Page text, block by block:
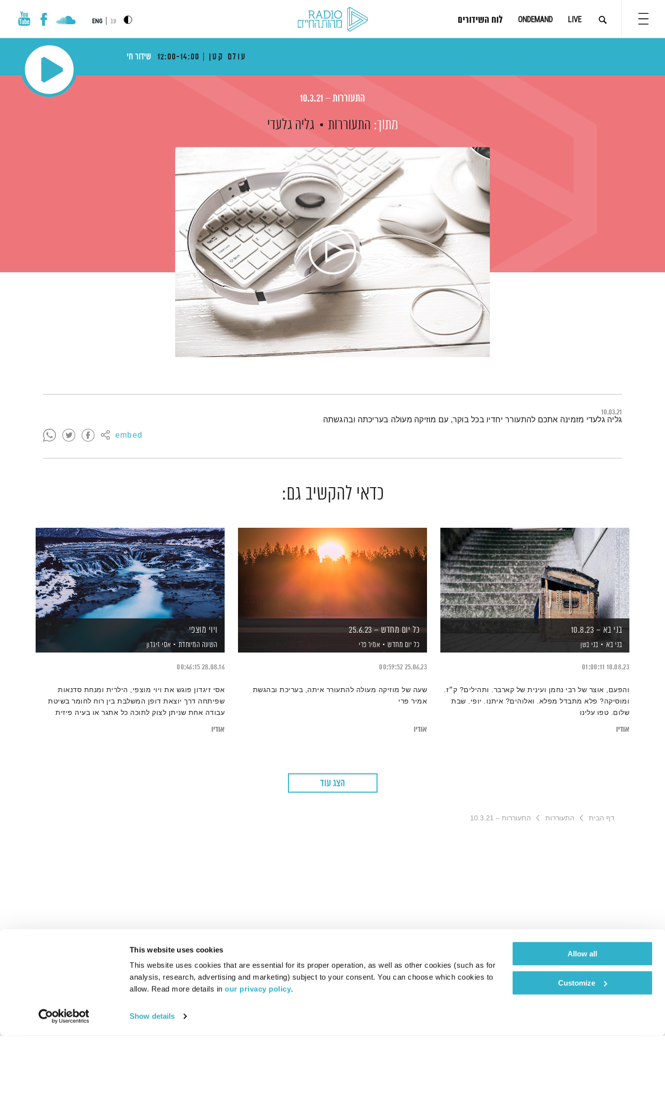
This website uses cookies
This website uses cookies that are essential for its proper operation, as well as other cookies (such as for
analysis, research, advertising and marketing) subject to your consent. You can choose which cookies to
allow. Read more details in our privacy policy.
Show details
Allow all
Customize
LIVE
ONDEMAND לוח השידורים עב ENG
עולם קטן 12:00-14:00 שידור חי
התעוררות – 10.3.21
מתוך: התעוררות גליה גלעדי
10.03.21
embed
תמצית הפודקאסט
גליה גלעדי מזמינה אתכם להתעורר יחדיו בכל בוקר, עם מוזיקה מעולה בעריכתה ובהגשתה
כדאי להקשיב גם:
בני בא – 10.8.23
בני בא בני בשן
10.08.23
01:00:11
והפעם, אוצר של רבי נחמן ועינית של קארבר. ותהילים? ק״ז.
ומוסיקה? פלא מתבדל מפלא. ואלוהים? איתנו. יופי. שבת
שלום. טפו עלינו
אודיו
כל יום מחדש – 25.6.23
כל יום מחדש אמיר פרי
25.06.23
00:59:52
שעה של מוזיקה מעולה להתעורר איתה, בעריכת ובהגשת
אמיר פרי
אודיו
ויוי מוצפי
השעה המיוחדת אסי זיגדון
28.08.16
00:46:15
אסי זיגדון פוגש את ויוי מוצפי, הילרית ומנחת סדנאות
שפיתחה דרך יוצאת דופן המשלבת בין רוח לחומר בשיטת
עבודה אחת שניתן לצוק לתוכה כל אתגר או בעיה פיזית
אודיו
הצג עוד
דף הבית התעוררות התעוררות – 10.3.21